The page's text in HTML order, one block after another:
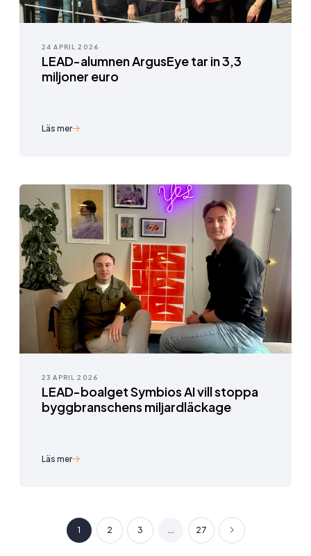
24 APRIL 2026
LEAD-alumnen ArgusEye tar in 3,3
miljoner euro
Läs mer
23 APRIL 2026
LEAD-boalget Symbios AI vill stoppa
byggbranschens miljardläckage
Läs mer
1 2 3 ... 27